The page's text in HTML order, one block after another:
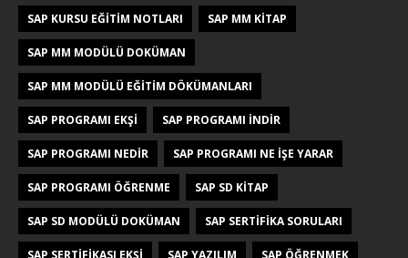
SAP KURSU EĞITIM NOTLARI SAP MM KITAP
SAP MM MODÜLÜ DOKÜMAN
SAP MM MODÜLÜ EĞITIM DÖKÜMANLARI
SAP PROGRAMI EKŞI SAP PROGRAMI INDIR
SAP PROGRAMI NEDIR SAP PROGRAMI NE IŞE YARAR
SAP PROGRAMI ÖĞRENME SAP SD KITAP
SAP SD MODÜLÜ DOKÜMAN SAP SERTIFIKA SORULARI